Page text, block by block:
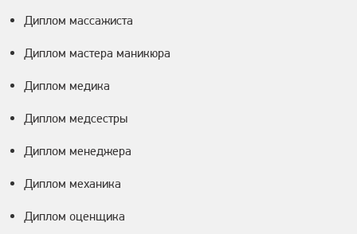
Диплом массажиста
Диплом мастера маникюра
Диплом медика
Диплом медсестры
Диплом менеджера
Диплом механика
Диплом оценщика